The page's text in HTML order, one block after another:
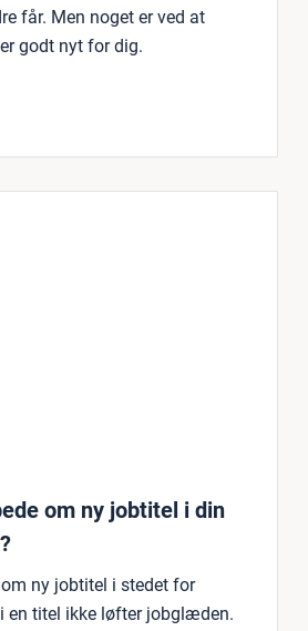
får. Men noget er ved at
godt nyt for dig.
om ny jobtitel i din
ny jobtitel i stedet for
en titel ikke løfter jobglæden.